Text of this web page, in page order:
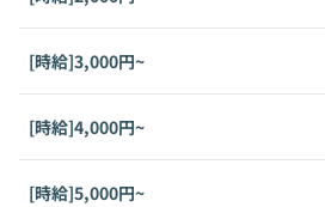
[時給]3,000円~
[時給]4,000円~
[時給]5,000円~